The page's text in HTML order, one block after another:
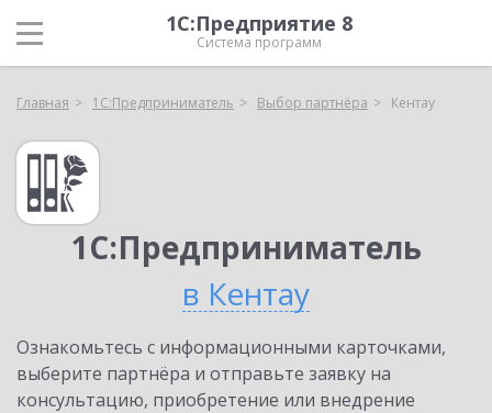
1С:Предприятие 8
Система программ
Главная 1С:Предприниматель Выбор партнёра Кентау
1С:Предприниматель
в Кентау
Ознакомьтесь с информационными карточками,
выберите партнёра и отправьте заявку на
консультацию, приобретение или внедрение